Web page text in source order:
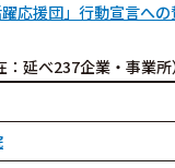
躍応援団」行動宣言へ
延べ237企業・事業所